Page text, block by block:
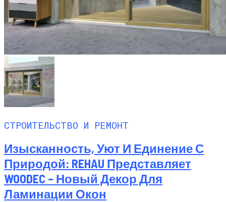
СТРОИТЕЛЬСТВО И РЕМОНТ
Изысканность, Уют И Единение С
Природой: REHAU Представляет
WOODEC – Новый Декор Для
Ламинации Окон